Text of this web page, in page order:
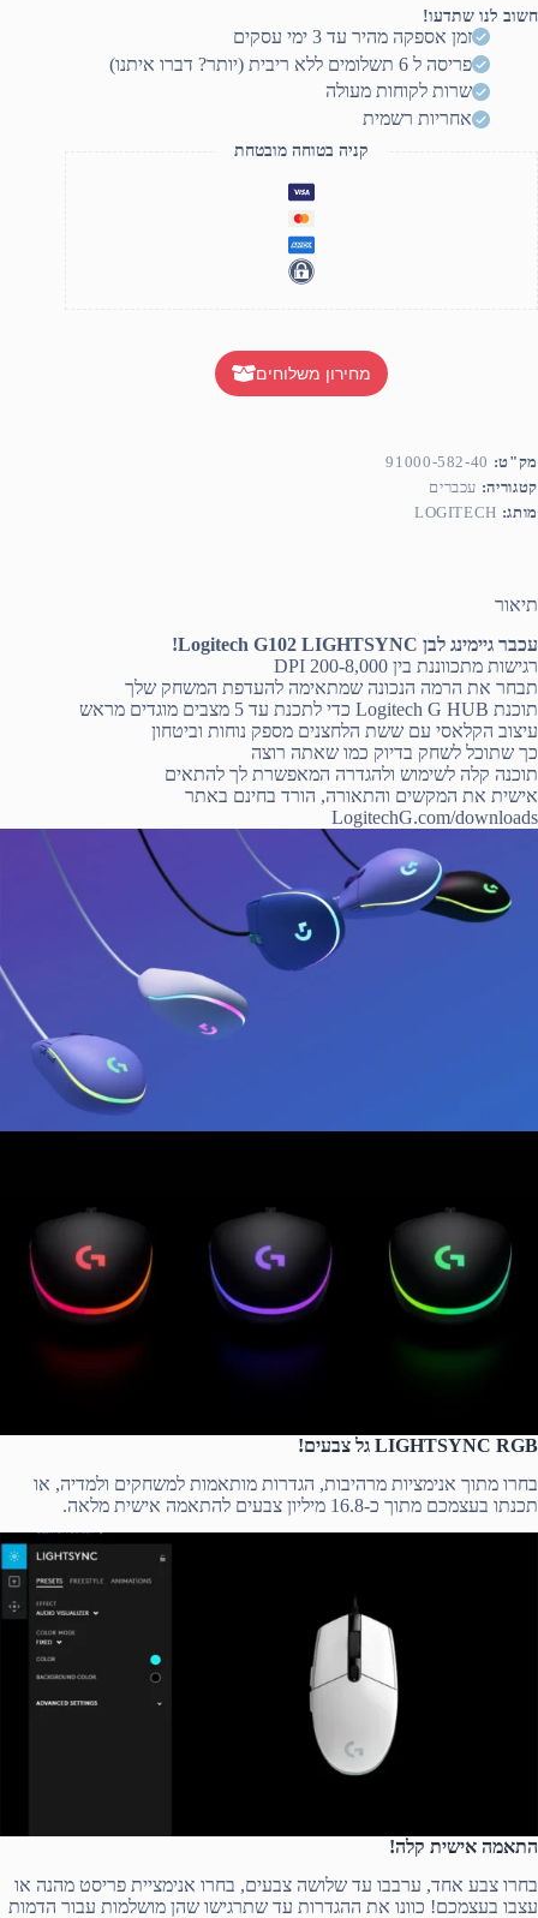
Logitech
LIGHTSYNC
חשוב לנו שתדעו!
זמן אספקה מהיר עד 3 ימי עסקים
פריסה ל 6 תשלומים ללא ריבית (יותר? דברו איתנו)
שרות לקוחות מעולה
אחריות רשמית
קניה בטוחה מובטחת
מחירון משלוחים
מק"ט: 91000-582-40
קטגוריה: עכברים
מותג: LOGITECH
תיאור
עכבר גיימינג לבן Logitech G102 LIGHTSYNC!
רגישות מתכווננת בין 200-8,000 DPI
תבחר את הרמה הנכונה שמתאימה להעדפת המשחק שלך
תוכנת Logitech G HUB כדי לתכנת עד 5 מצבים מוגדים מראש
עיצוב הקלאסי עם ששת הלחצנים מספק נוחות וביטחון
כך שתוכל לשחק בדיוק כמו שאתה רוצה
תוכנה קלה לשימוש ולהגדרה המאפשרת לך להתאים
אישית את המקשים והתאורה, הורד בחינם באתר
LogitechG.com/downloads
LIGHTSYNC RGB גל צבעים!
בחרו מתוך אנימציות מרהיבות, הגדרות מותאמות למשחקים ולמדיה, או
תכנתו בעצמכם מתוך כ-16.8 מיליון צבעים להתאמה אישית מלאה.
התאמה אישית קלה!
בחרו צבע אחד, ערבבו עד שלושה צבעים, בחרו אנימציית פריסט מהנה או
עצבו בעצמכם! כוונו את ההגדרות עד שתרגישו שהן מושלמות עבור הדמות